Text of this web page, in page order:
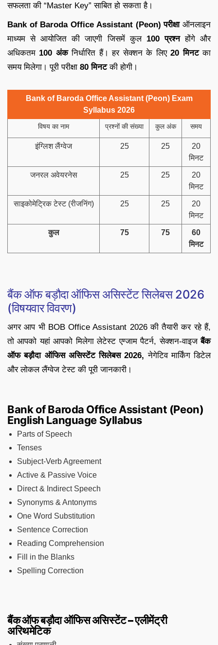
सफलता की “Master Key” साबित हो सकता है।
Bank of Baroda Office Assistant (Peon) परीक्षाऑनलाइन
माध्यम से आयोजित की जाएगी जिसमें कुल 100 प्रश्नहोंगे और
अधिकतम 100 अंकनिर्धारित हैं। हर सेक्शन के लिए20 मिनटका
समय मिलेगा। पूरी परीक्षा 80 मिनटकी होगी।
Bank of Baroda Office Assistant (Peon) Exam
Syllabus 2026
विषय का नाम प्रश्नों की संख्या कुल अंक समय
इंग्लिश लैंग्वेज 25 25
20
मिनट
जनरल अवेयरनेस 25 25
20
मिनट
साइकोमेट्रिक टेस्ट (रीजनिंग) 25 25
20
मिनट
कुल 75 75
60
मिनट
बैंक ऑफ बड़ौदा ऑफिस असिस्टेंट सिलेबस 2026
(विषयवार विवरण)
अगर आप भी BOB Office Assistant 2026 की तैयारी कर रहे हैं,
तो आपको यहां आपको मिलेगा लेटेस्ट एग्जाम पैटर्न, सेक्शन-वाइजबैंक
ऑफ बड़ौदा ऑफिस असिस्टेंट सिलेबस 2026, नेगेटिव मार्किंग डिटेल
और लोकल लैंग्वेज टेस्ट की पूरी जानकारी।
Bank of Baroda Office Assistant (Peon)
English Language Syllabus
Parts of Speech
Tenses
Subject-Verb Agreement
Active & Passive Voice
Direct & Indirect Speech
Synonyms & Antonyms
One Word Substitution
Sentence Correction
Reading Comprehension
Fill in the Blanks
Spelling Correction
बैंक ऑफ बड़ौदा ऑफिस असिस्टेंट – एलीमेंट्री
अरिथमेटिक